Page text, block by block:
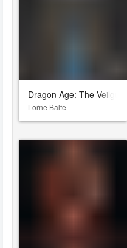
Dragon Age: The Veilguard
Lorne Balfe